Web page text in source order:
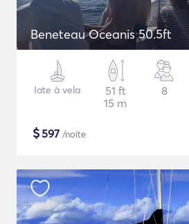
Beneteau Oceanis 50.5ft
Iate à vela
51 ft
15 m
8
$597 /noite